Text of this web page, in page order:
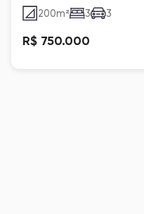
200m² 3 3
R$ 750.000